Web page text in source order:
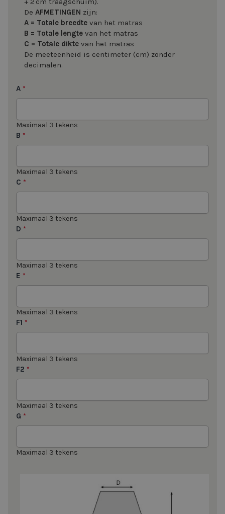
De AFMETINGEN zijn:
A = Totale breedte van het matras
B = Totale lengte van het matras
C = Totale dikte van het matras
De meeteenheid is centimeter (cm) zonder
decimalen.
A *
Maximaal 3 tekens
B *
Maximaal 3 tekens
C *
Maximaal 3 tekens
D *
Maximaal 3 tekens
E *
Maximaal 3 tekens
F1 *
Maximaal 3 tekens
F2 *
Maximaal 3 tekens
G *
Maximaal 3 tekens